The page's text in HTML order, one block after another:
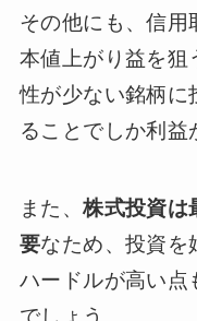
その他にも、信用
本値上がり益を狙
性が少ない銘柄に
ることでしか利益
また、株式投資は
要なため、投資を
ハードルが高い点
でしょう。